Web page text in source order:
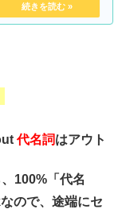
動詞」といって動詞＋副
詞でいわゆる「熟語」と
りますよね。例えばcarry
代名詞はアウト
100%「代名
ので、途端にセ